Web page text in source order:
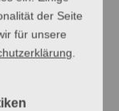
der Seite
für unsere
.